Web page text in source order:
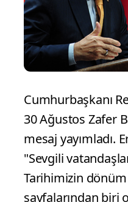
Cumhurbaşkanı
30 Ağustos Zafer
mesaj yayımladı.
"Sevgili
Tarihimizin dönüm
sayfalarından biri